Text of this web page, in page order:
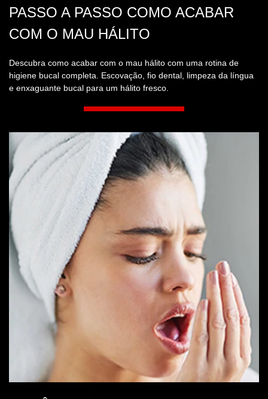
Descubra como acabar com o mau hálito com uma rotina de
higiene bucal completa. Escovação, fio dental, limpeza da língua
e enxaguante bucal para um hálito fresco.
PASSO A PASSO COMO ACABAR
COM O MAU HÁLITO